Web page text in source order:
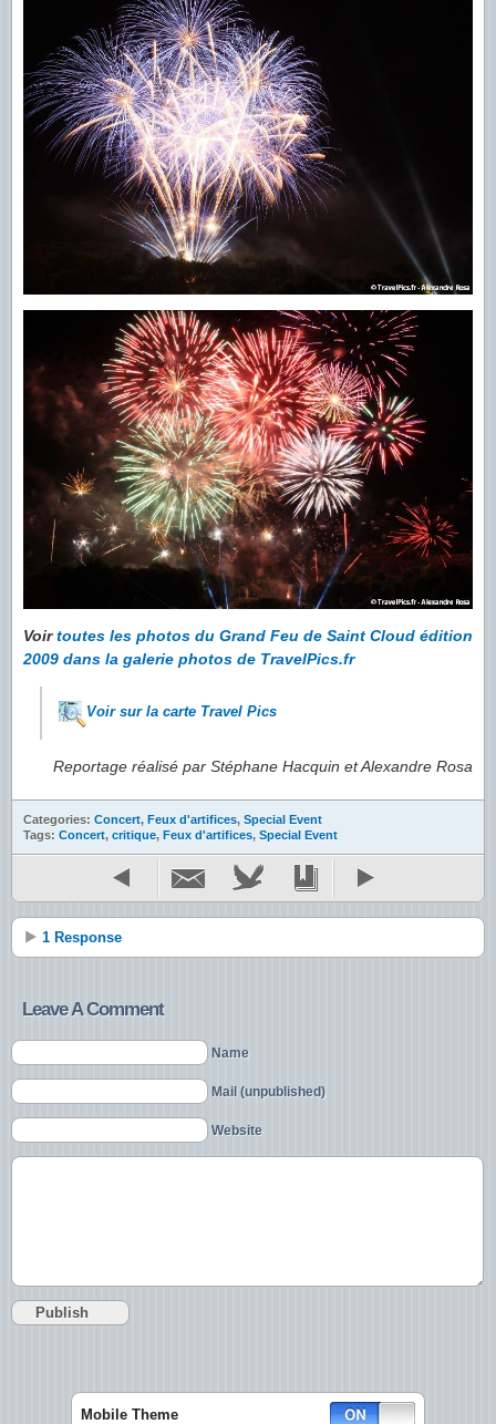
Voirtoutes les photos du Grand Feu de Saint Cloud édition
2009 dans la galerie photos de TravelPics.fr
Voir sur la carte Travel Pics
Reportage réalisé par Stéphane Hacquin et Alexandre Rosa
Categories: Concert, Feux d'artifices, Special Event
Tags: Concert, critique, Feux d'artifices, Special Event
1 Response
Leave A Comment
Name
Mail (unpublished)
Website
Mobile Theme